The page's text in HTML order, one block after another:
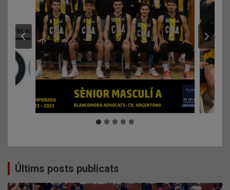
Últims posts publicats